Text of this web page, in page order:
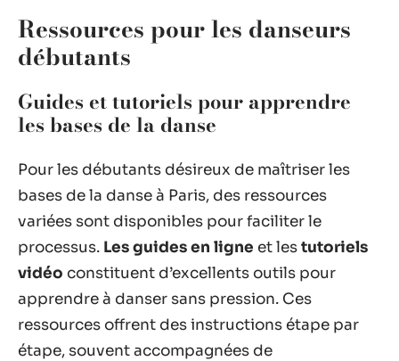
Ressources pour les danseurs
débutants
Guides et tutoriels pour apprendre
les bases de la danse
Pour les débutants désireux de maîtriser les
bases de la danse à Paris, des ressources
variées sont disponibles pour faciliter le
processus. Les guides en ligne et lestutoriels
vidéo constituent d’excellents outils pour
apprendre à danser sans pression. Ces
ressources offrent des instructions étape par
étape, souvent accompagnées de